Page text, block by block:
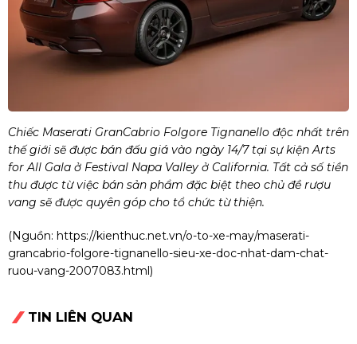
Chiếc Maserati GranCabrio Folgore Tignanello độc nhất trên
thế giới sẽ được bán đấu giá vào ngày 14/7 tại sự kiện Arts
for All Gala ở Festival Napa Valley ở California. Tất cả số tiền
thu được từ việc bán sản phẩm đặc biệt theo chủ đề rượu
vang sẽ được quyên góp cho tổ chức từ thiện.
(Nguồn: https://kienthuc.net.vn/o-to-xe-may/maserati-
grancabrio-folgore-tignanello-sieu-xe-doc-nhat-dam-chat-
ruou-vang-2007083.html )
TIN LIÊN QUAN